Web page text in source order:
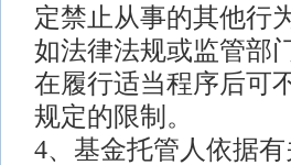
定禁止从事的其他行为
如法律法规或监管部
在履行适当程序后可
规定的限制。
4、基金托管人依据